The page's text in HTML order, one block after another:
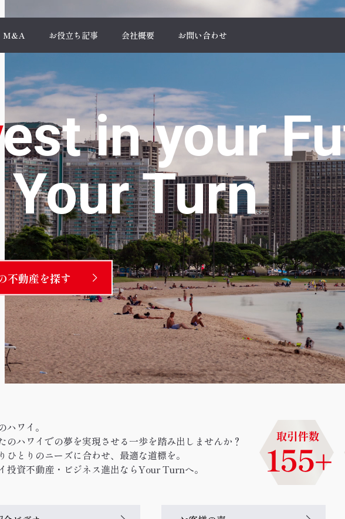
M&A お役立ち記事 会社概要 お問い合わせ
est in your
Your Turn
不動産を探す
ハワイ。
のハワイでの夢を実現させる一歩を踏み出しませんか？
ひとりのニーズに合わせ、最適な道標を。
投資不動産・ビジネス進出ならYour Turnへ。